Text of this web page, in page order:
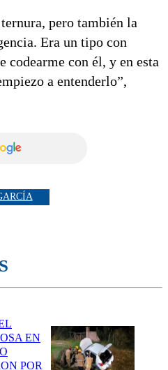
pero también la
Era un tipo con
codearme con él, y en esta
a entenderlo”,
EN
POR